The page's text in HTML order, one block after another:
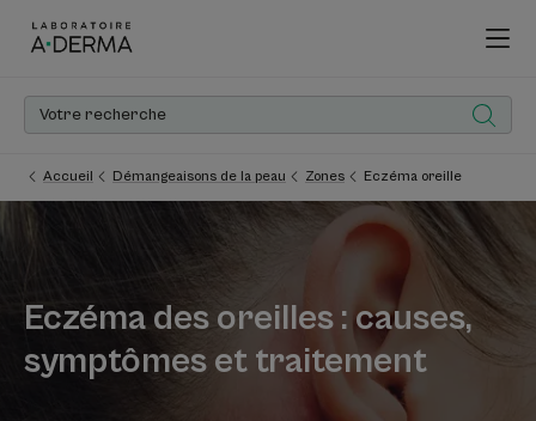
Accueil Démangeaisons de la peau Zones Eczéma oreille
Eczéma des oreilles : causes,
symptômes et traitement